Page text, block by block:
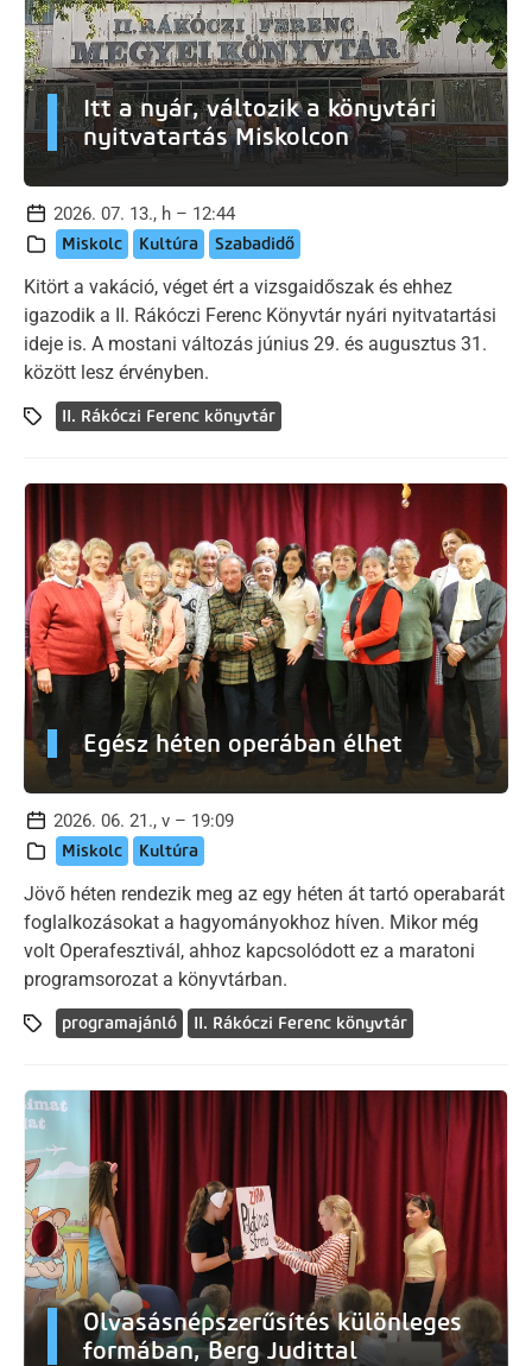
Itt a nyár, változik a könyvtári
nyitvatartás Miskolcon
2026. 07. 13., h – 12:44
Miskolc Kultúra Szabadidő
Kitört a vakáció, véget ért a vizsgaidőszak és ehhez
igazodik a II. Rákóczi Ferenc Könyvtár nyári nyitvatartási
ideje is. A mostani változás június 29. és augusztus 31.
között lesz érvényben.
II. Rákóczi Ferenc könyvtár
Egész héten operában élhet
2026. 06. 21., v – 19:09
Miskolc Kultúra
Jövő héten rendezik meg az egy héten át tartó operabarát
foglalkozásokat a hagyományokhoz híven. Mikor még
volt Operafesztivál, ahhoz kapcsolódott ez a maratoni
programsorozat a könyvtárban.
programajánló II. Rákóczi Ferenc könyvtár
Olvasásnépszerűsítés különleges
formában, Berg Judittal